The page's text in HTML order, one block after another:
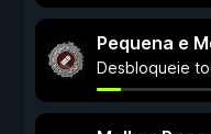
Pequena e
Desbloqueie